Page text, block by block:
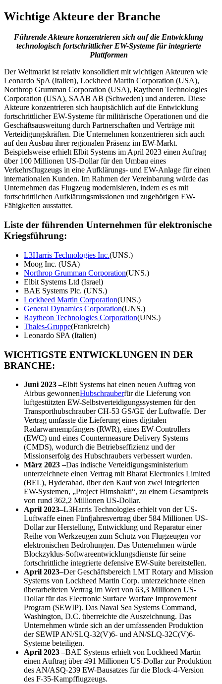
Wichtige Akteure der Branche
Führende Akteure konzentrieren sich auf die Entwicklung
technologisch fortschrittlicher EW-Systeme für integrierte
Plattformen
Der Weltmarkt ist relativ konsolidiert mit wichtigen Akteuren wie
Leonardo SpA (Italien), Lockheed Martin Corporation (USA),
Northrop Grumman Corporation (USA), Raytheon Technologies
Corporation (USA), SAAB AB (Schweden) und anderen. Diese
Akteure konzentrieren sich hauptsächlich auf die Entwicklung
fortschrittlicher EW-Systeme für militärische Operationen und die
Geschäftsausweitung durch Partnerschaften und Verträge mit
Verteidigungskräften. Die Unternehmen konzentrieren sich auch
auf den Ausbau ihrer regionalen Präsenz im EW-Markt.
Beispielsweise erhielt Elbit Systems im April 2023 einen Auftrag
über 100 Millionen US-Dollar für den Umbau eines
Verkehrsflugzeugs in eine Aufklärungs- und EW-Anlage für einen
internationalen Kunden. Im Rahmen der Vereinbarung würde das
Unternehmen das Flugzeug modernisieren, indem es es mit
fortschrittlichen Aufklärungsmissionen und zugehörigen EW-
Fähigkeiten ausstattet.
Liste der führenden Unternehmen für elektronische
Kriegsführung:
L3Harris Technologies Inc.(UNS.)
Moog Inc. (USA)
Northrop Grumman Corporation(UNS.)
Elbit Systems Ltd (Israel)
BAE Systems Plc. (UNS.)
Lockheed Martin Corporation(UNS.)
General Dynamics Corporation(UNS.)
Raytheon Technologies Corporation(UNS.)
Thales-Gruppe(Frankreich)
Leonardo SPA (Italien)
WICHTIGSTE ENTWICKLUNGEN IN DER
BRANCHE:
Juni 2023 –Elbit Systems hat einen neuen Auftrag von
Airbus gewonnenHubschrauberfür die Lieferung von
luftgestützten EW-Selbstverteidigungssystemen für den
Transporthubschrauber CH-53 GS/GE der Luftwaffe. Der
Vertrag umfasste die Lieferung eines digitalen
Radarwarnempfängers (RWR), eines EW-Controllers
(EWC) und eines Countermeasure Delivery Systems
(CMDS), wodurch die Betriebseffizienz und der
Missionserfolg des Hubschraubers verbessert wurden.
März 2023 –Das indische Verteidigungsministerium
unterzeichnete einen Vertrag mit Bharat Electronics Limited
(BEL), Hyderabad, über den Kauf von zwei integrierten
EW-Systemen, „Project Himshakti“, zu einem Gesamtpreis
von rund 362,2 Millionen US-Dollar.
April 2023–L3Harris Technologies erhielt von der US-
Luftwaffe einen Fünfjahresvertrag über 584 Millionen US-
Dollar zur Herstellung, Entwicklung und Reparatur einer
Reihe von Werkzeugen zum Schutz von Flugzeugen vor
elektronischen Bedrohungen. Das Unternehmen würde
Blockzyklus-Softwareentwicklungsdienste für seine
fortschrittliche integrierte defensive EW-Suite bereitstellen.
April 2023–Der Geschäftsbereich LMT Rotary and Mission
Systems von Lockheed Martin Corp. unterzeichnete einen
überarbeiteten Vertrag im Wert von 63,3 Millionen US-
Dollar für das Electronic Surface Warfare Improvement
Program (SEWIP). Das Naval Sea Systems Command,
Washington, D.C. überreichte die Auszeichnung. Das
Unternehmen würde sich an der umfassenden Produktion
der SEWIP AN/SLQ-32(V)6- und AN/SLQ-32C(V)6-
Systeme beteiligen.
April 2023 –BAE Systems erhielt von Lockheed Martin
einen Auftrag über 491 Millionen US-Dollar zur Produktion
des AN/ASQ-239 EW-Bausatzes für die Block-4-Version
des F-35-Kampfflugzeugs.